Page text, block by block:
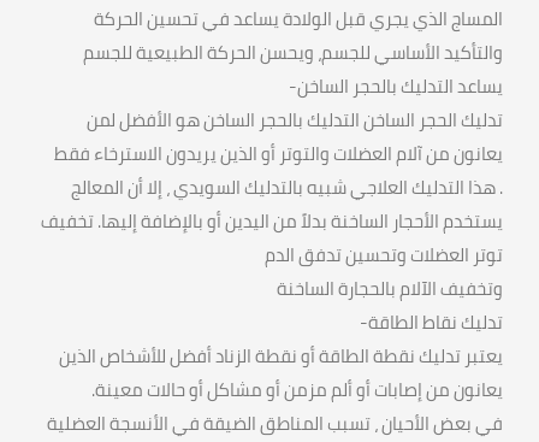
المساج الذي يجري قبل الولادة يساعد في تحسين الحركة
والتأكيد الأساسي للجسم، ويحسن الحركة الطبيعية للجسم
يساعد التدليك بالحجر الساخن-
تدليك الحجر الساخن التدليك بالحجر الساخن هو الأفضل لمن
يعانون من آلام العضلات والتوتر أو الذين يريدون الاسترخاء فقط
.هذا التدليك العلاجي شبيه بالتدليك السويدي ، إلا أن المعالج
يستخدم الأحجار الساخنة بدلاً من اليدين أو بالإضافة إليها.تخفيف
توتر العضلات وتحسين تدفق الدم
وتخفيف الآلام بالحجارة الساخنة
تدليك نقاط الطاقة-
يعتبر تدليك نقطة الطاقة أو نقطة الزناد أفضل للأشخاص الذين
يعانون من إصابات أو ألم مزمن أو مشاكل أو حالات معينة.
في بعض الأحيان ، تسبب المناطق الضيقة في الأنسجة العضلية